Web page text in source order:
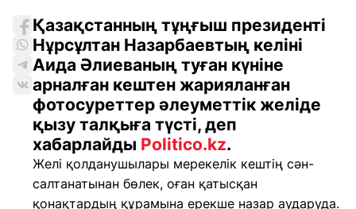
Қазақстанның тұңғыш президенті
Нұрсұлтан Назарбаевтың келіні
Аида Әлиеваның туған күніне
арналған кештен жарияланған
фотосуреттер әлеуметтік желіде
қызу талқыға түсті, деп
хабарлайды Politico.kz.
Желі қолданушылары мерекелік кештің сән-
салтанатынан бөлек, оған қатысқан
қонақтардың құрамына ерекше назар аударуда.